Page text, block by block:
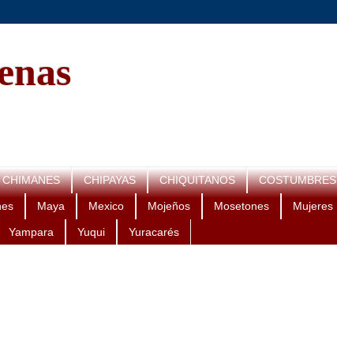
CHIMANES CHIPAYAS CHIQUITANOS COSTUMBRES
Maya Mexico Mojeños Mosetones Mujeres
Yampara Yuqui Yuracarés